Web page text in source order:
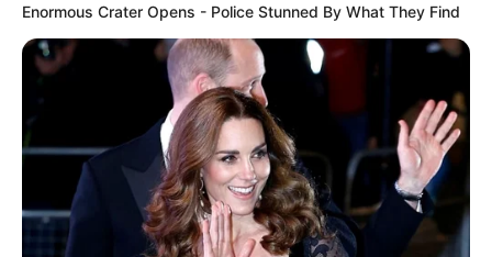
Enormous Crater Opens - Police Stunned By What They Find